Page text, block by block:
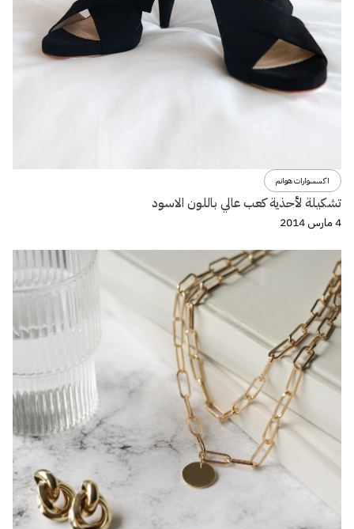
اكسسوارات هوانم
تشكيلة لأحذية كعب عالي باللون الاسود
4 مارس 2014